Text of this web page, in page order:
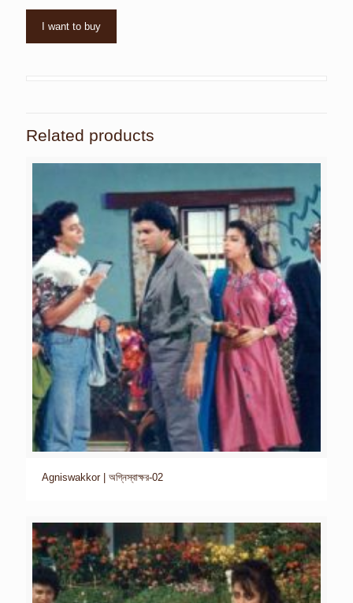
I want to buy
Related products
Agniswakkor | অগ্নিস্বাক্ষর-02